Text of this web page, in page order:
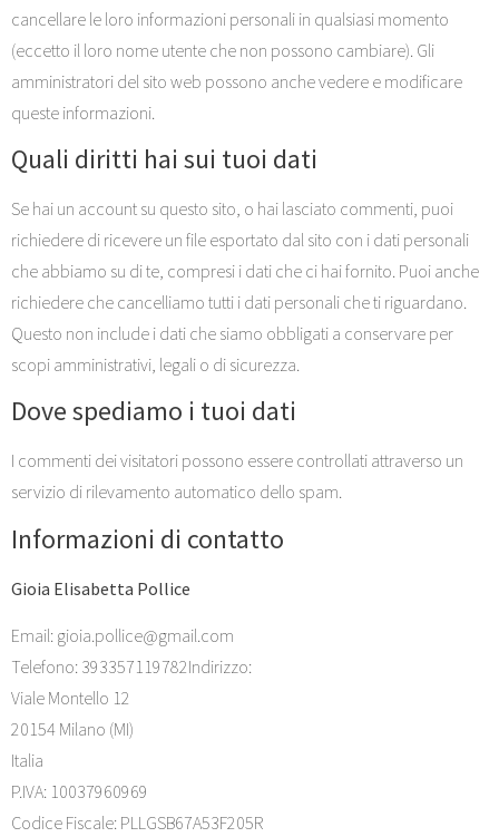
cancellare le loro informazioni personali in qualsiasi momento
(eccetto il loro nome utente che non possono cambiare). Gli
amministratori del sito web possono anche vedere e modificare
queste informazioni.
Quali diritti hai sui tuoi dati
Se hai un account su questo sito, o hai lasciato commenti, puoi
richiedere di ricevere un file esportato dal sito con i dati personali
che abbiamo su di te, compresi i dati che ci hai fornito. Puoi anche
richiedere che cancelliamo tutti i dati personali che ti riguardano.
Questo non include i dati che siamo obbligati a conservare per
scopi amministrativi, legali o di sicurezza.
Dove spediamo i tuoi dati
I commenti dei visitatori possono essere controllati attraverso un
servizio di rilevamento automatico dello spam.
Informazioni di contatto
Gioia Elisabetta Pollice
Email: gioia.pollice@gmail.com
Telefono: 393357119782Indirizzo:
Viale Montello 12
20154 Milano (MI)
Italia
P.IVA: 10037960969
Codice Fiscale: PLLGSB67A53F205R